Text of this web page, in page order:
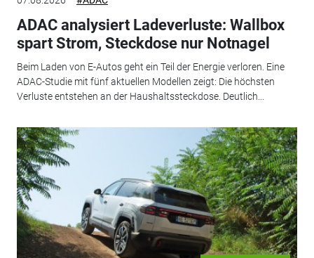
ADAC analysiert Ladeverluste: Wallbox
spart Strom, Steckdose nur Notnagel
Beim Laden von E-Autos geht ein Teil der Energie verloren. Eine
ADAC-Studie mit fünf aktuellen Modellen zeigt: Die höchsten
Verluste entstehen an der Haushaltssteckdose. Deutlich...